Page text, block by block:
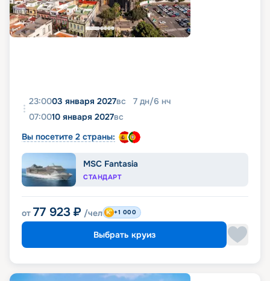
23:0003 января 2027вс 7 дн/6 нч
07:0010 января 2027вс
Вы посетите 2 страны:
MSC Fantasia
СТАНДАРТ
от 77 923 ₽ /чел +1 000
Выбрать круиз